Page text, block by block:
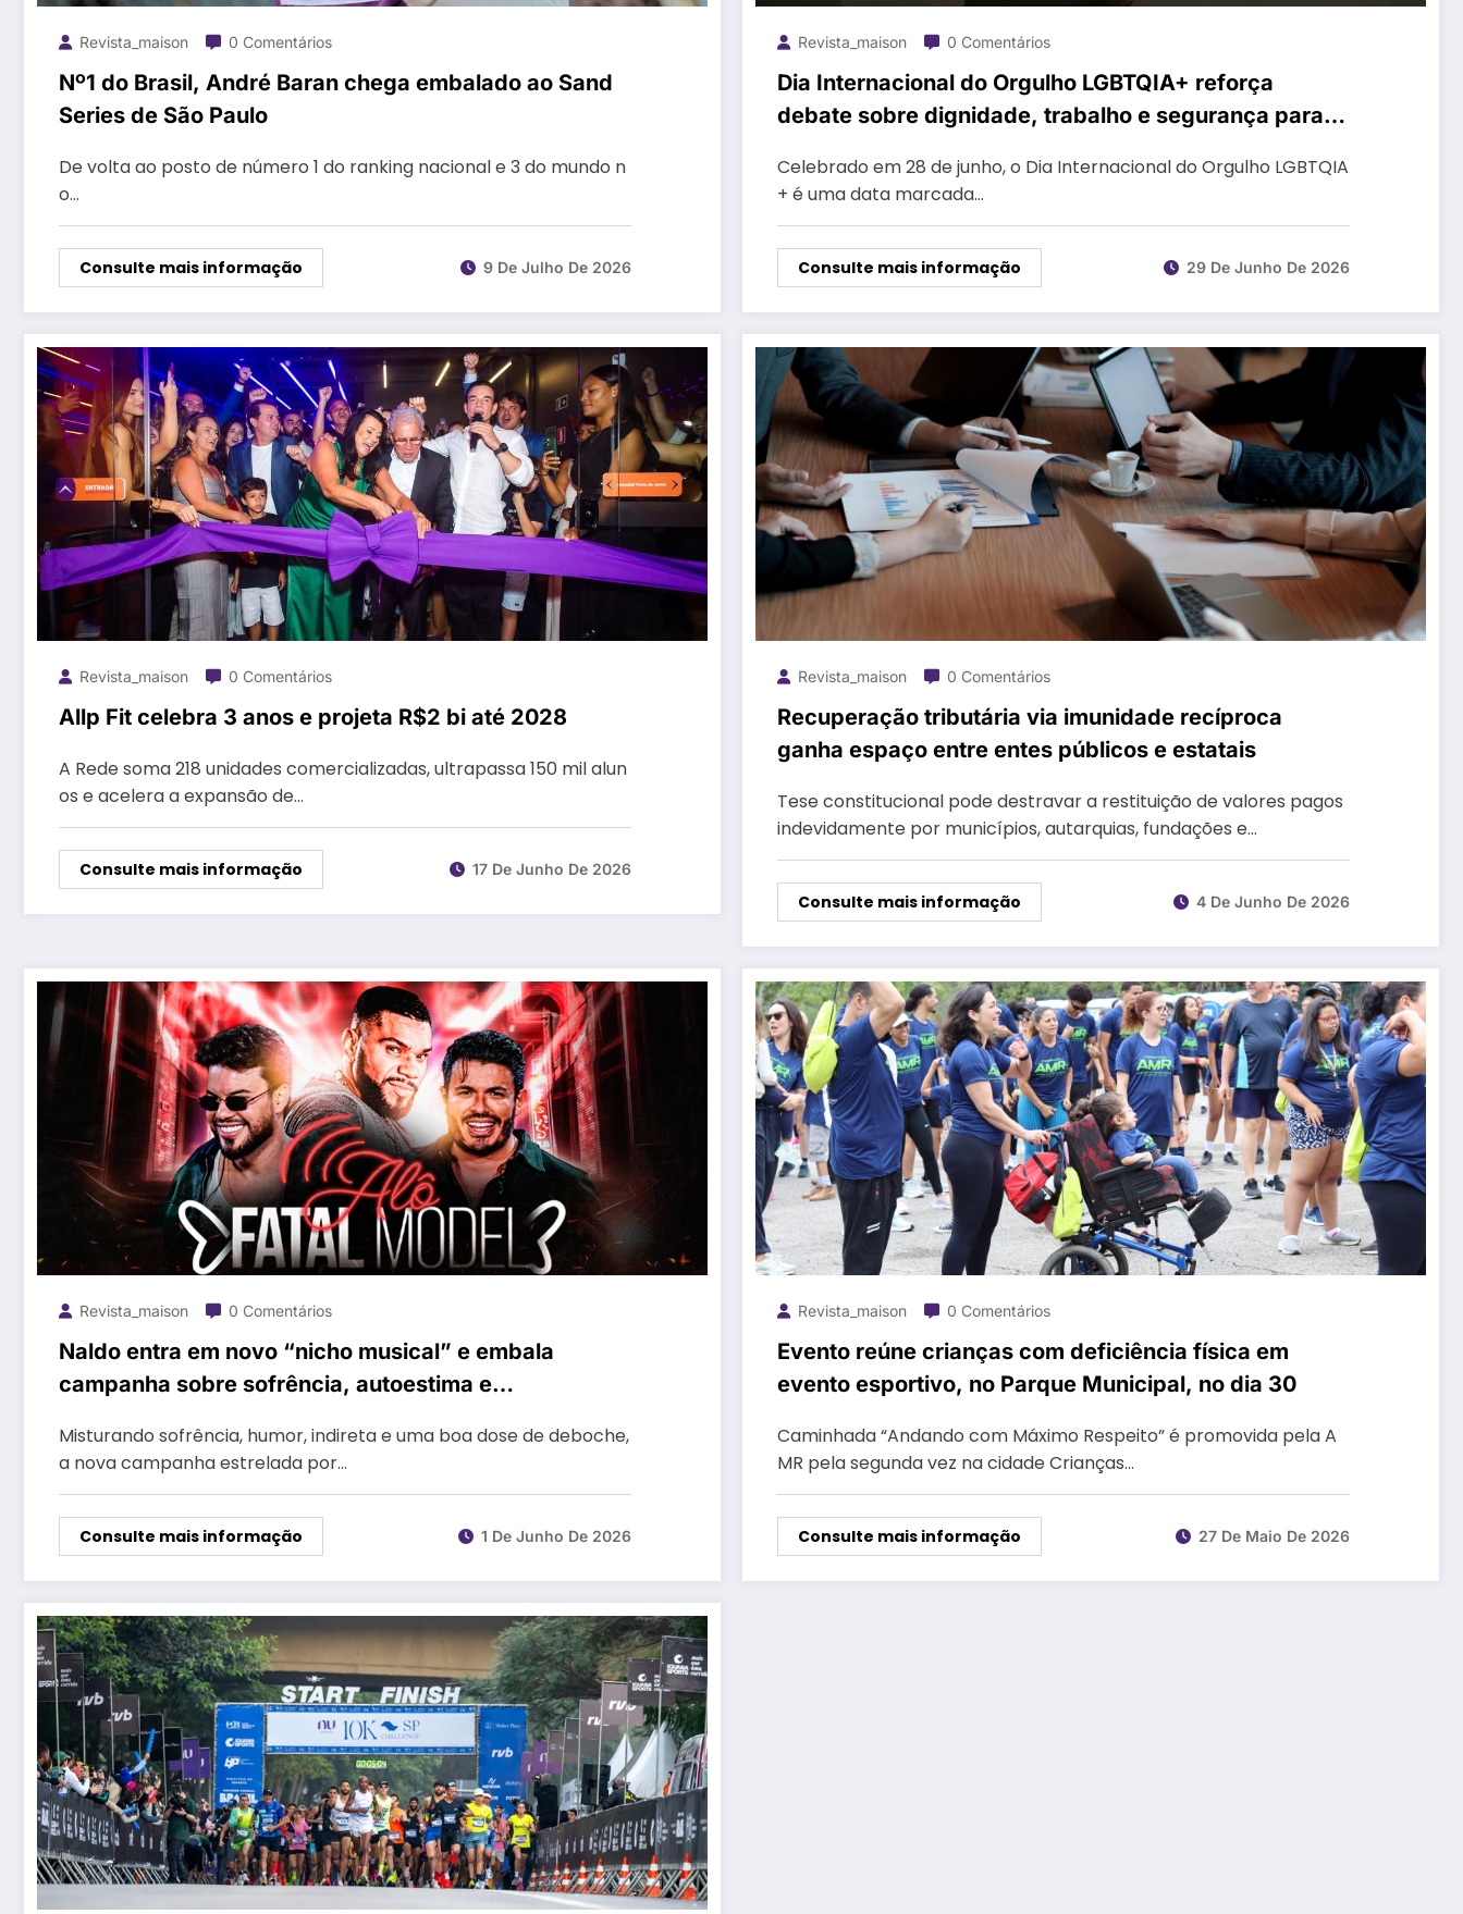
Revista_maison 0 Comentários
Nº1 do Brasil, André Baran chega embalado ao Sand
Series de São Paulo
De volta ao posto de número 1 do ranking nacional e 3 do mundo n
o…
Consulte mais informação 9 De Julho De 2026
Revista_maison 0 Comentários
Dia Internacional do Orgulho LGBTQIA+ reforça
debate sobre dignidade, trabalho e segurança para
Celebrado em 28 de junho, o Dia Internacional do Orgulho LGBTQIA
+ é uma data marcada…
Consulte mais informação 29 De Junho De 2026
Revista_maison 0 Comentários
Allp Fit celebra 3 anos e projeta R$2 bi até 2028
A Rede soma 218 unidades comercializadas, ultrapassa 150 mil alun
os e acelera a expansão de…
Consulte mais informação 17 De Junho De 2026
Revista_maison 0 Comentários
Recuperação tributária via imunidade recíproca
ganha espaço entre entes públicos e estatais
Tese constitucional pode destravar a restituição de valores pagos
indevidamente por municípios, autarquias, fundações e…
Consulte mais informação 4 De Junho De 2026
Revista_maison 0 Comentários
Naldo entra em novo “nicho musical” e embala
campanha sobre sofrência, autoestima e
Misturando sofrência, humor, indireta e uma boa dose de deboche,
a nova campanha estrelada por…
Consulte mais informação 1 De Junho De 2026
Revista_maison 0 Comentários
Evento reúne crianças com deficiência física em
evento esportivo, no Parque Municipal, no dia 30
Caminhada “Andando com Máximo Respeito” é promovida pela A
MR pela segunda vez na cidade Crianças…
Consulte mais informação 27 De Maio De 2026